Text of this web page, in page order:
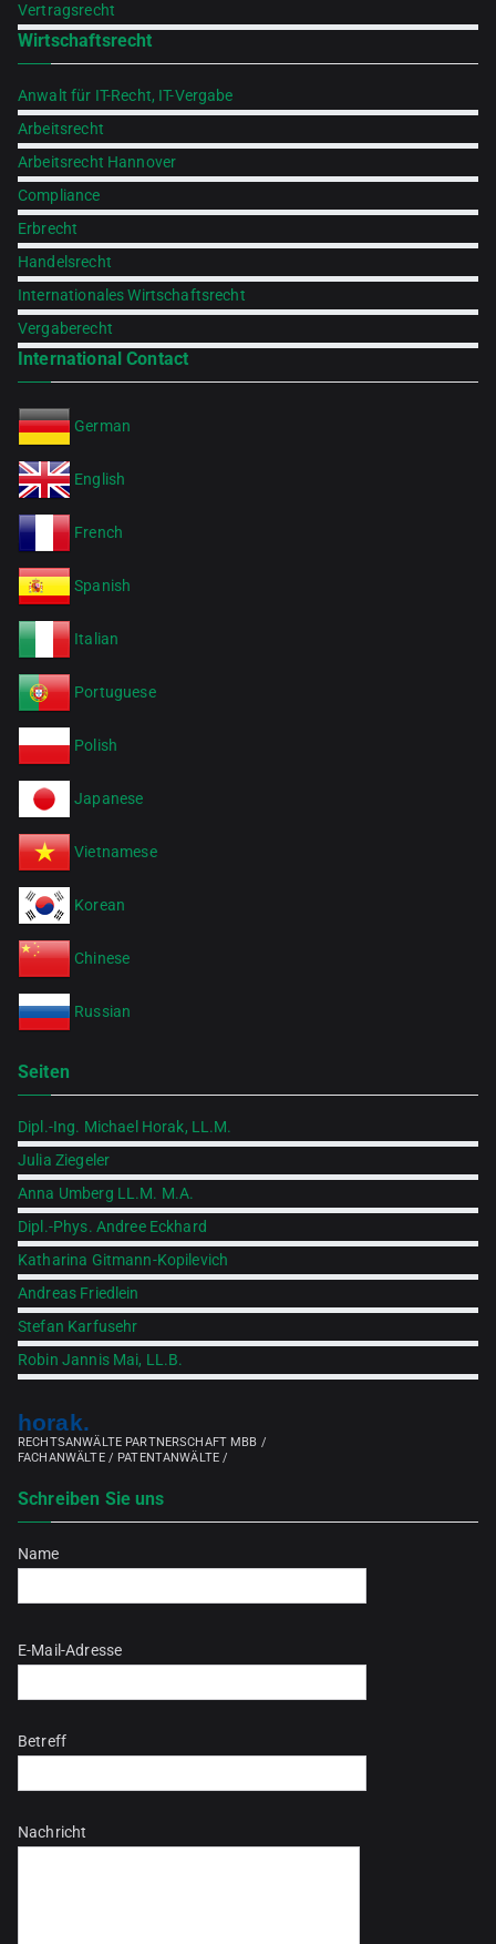
Vertragsrecht
Wirtschaftsrecht
Anwalt für IT-Recht, IT-Vergabe
Arbeitsrecht
Arbeitsrecht Hannover
Compliance
Erbrecht
Handelsrecht
Internationales Wirtschaftsrecht
Vergaberecht
International Contact
German
English
French
Spanish
Italian
Portuguese
Polish
Japanese
Vietnamese
Korean
Chinese
Russian
Seiten
Dipl.-Ing. Michael Horak, LL.M.
Julia Ziegeler
Anna Umberg LL.M. M.A.
Dipl.-Phys. Andree Eckhard
Katharina Gitmann-Kopilevich
Andreas Friedlein
Stefan Karfusehr
Robin Jannis Mai, LL.B.
horak.
RECHTSANWÄLTE PARTNERSCHAFT MBB /
FACHANWÄLTE / PATENTANWÄLTE /
Schreiben Sie uns
Name
E-Mail-Adresse
Betreff
Nachricht